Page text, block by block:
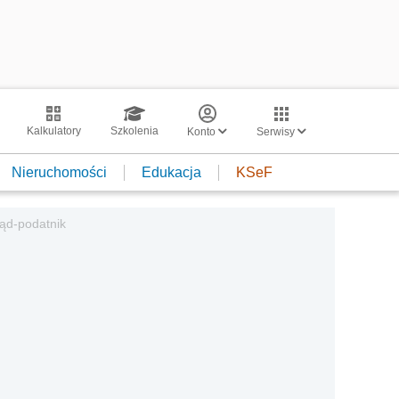
Kalkulatory Szkolenia Konto Serwisy
Nieruchomości Edukacja KSeF
podatnik